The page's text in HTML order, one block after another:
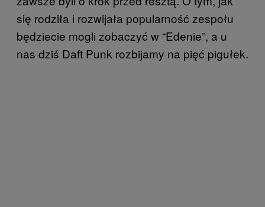
się rodziła i rozwijała popularność zespołu
będziecie mogli zobaczyć w “Edenie”, a u
nas dziś Daft Punk rozbijamy na pięć pigułek.